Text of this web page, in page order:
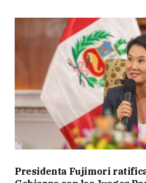
Presidenta Fujimori